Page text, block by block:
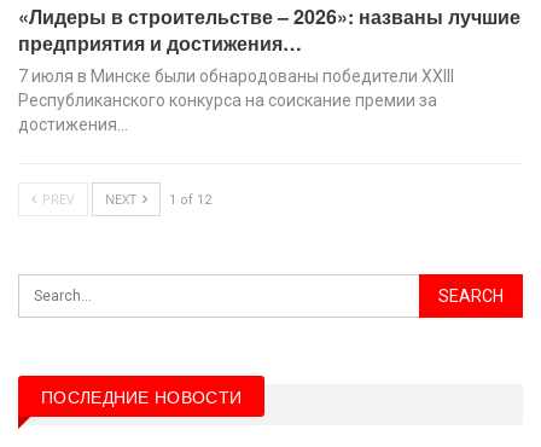
«Лидеры в строительстве – 2026»: названы лучшие
предприятия и достижения…
7 июля в Минске были обнародованы победители XХIII
Республиканского конкурса на соискание премии за
достижения…
PREV NEXT 1 of 12
ПОСЛЕДНИЕ НОВОСТИ